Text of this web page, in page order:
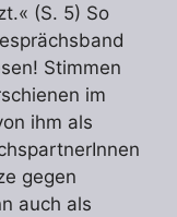
(S. 5) So
Stimmen
im
ihm als
gegen
auch als